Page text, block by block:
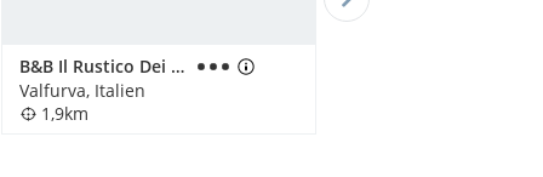
B&B Il Rustico Dei Bedini Bormio
Valfurva, Italien
1,9km